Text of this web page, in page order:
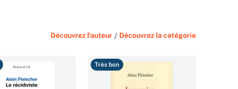
Découvrez l'auteur / Découvrez la catégorie
Très bon